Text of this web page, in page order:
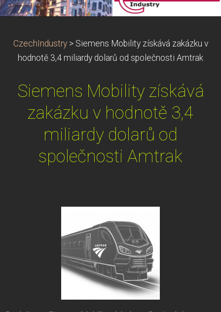
CzechIndustry > Siemens Mobility získává zakázku v
hodnotě 3,4 miliardy dolarů od společnosti Amtrak
Siemens Mobility získává
zakázku v hodnotě 3,4
miliardy dolarů od
společnosti Amtrak